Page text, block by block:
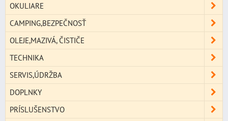
OKULIARE
CAMPING,BEZPEČNOSŤ
OLEJE,MAZIVÁ, ČISTIČE
TECHNIKA
SERVIS,ÚDRŽBA
DOPLNKY
PRÍSLUŠENSTVO